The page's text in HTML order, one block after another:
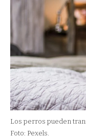
Los perros pueden
Foto: Pexels.